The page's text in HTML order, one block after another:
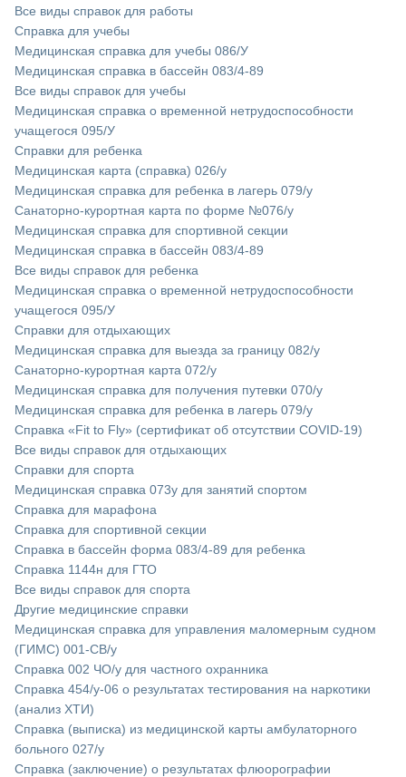
Все виды справок для работы
Справка для учебы
Медицинская справка для учебы 086/У
Медицинская справка в бассейн 083/4-89
Все виды справок для учебы
Медицинская справка о временной нетрудоспособности
учащегося 095/У
Справки для ребенка
Медицинская карта (справка) 026/у
Медицинская справка для ребенка в лагерь 079/у
Санаторно-курортная карта по форме №076/у
Медицинская справка для спортивной секции
Медицинская справка в бассейн 083/4-89
Все виды справок для ребенка
Медицинская справка о временной нетрудоспособности
учащегося 095/У
Справки для отдыхающих
Медицинская справка для выезда за границу 082/у
Санаторно-курортная карта 072/у
Медицинская справка для получения путевки 070/у
Медицинская справка для ребенка в лагерь 079/у
Справка «Fit to Fly» (сертификат об отсутствии COVID-19)
Все виды справок для отдыхающих
Справки для спорта
Медицинская справка 073у для занятий спортом
Справка для марафона
Cправка для спортивной секции
Справка в бассейн форма 083/4-89 для ребенка
Справка 1144н для ГТО
Все виды справок для спорта
Другие медицинские справки
Медицинская справка для управления маломерным судном
(ГИМС) 001-СВ/у
Справка 002 ЧО/у для частного охранника
Справка 454/у-06 о результатах тестирования на наркотики
(анализ ХТИ)
Справка (выписка) из медицинской карты амбулаторного
больного 027/у
Cправка (заключение) о результатах флюорографии